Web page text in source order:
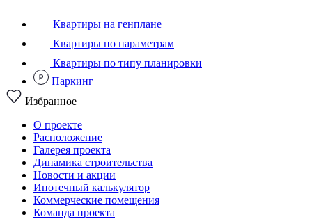
Квартиры на генплане
Квартиры по параметрам
Квартиры по типу планировки
Паркинг
Избранное
О проекте
Расположение
Галерея проекта
Динамика строительства
Новости и акции
Ипотечный калькулятор
Коммерческие помещения
Команда проекта